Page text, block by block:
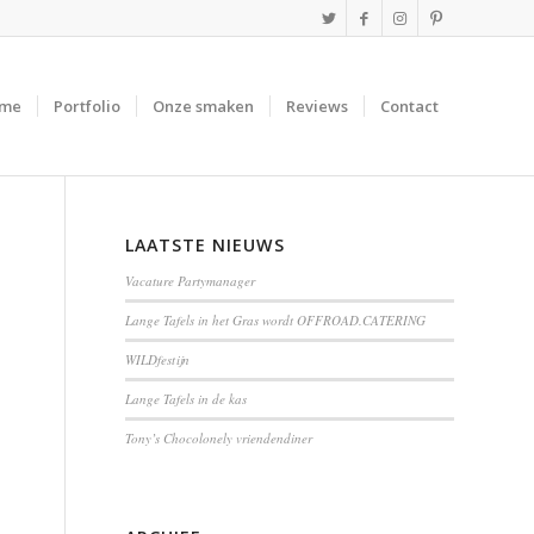
Portfolio Onze smaken Reviews Contact
LAATSTE NIEUWS
Vacature Partymanager
Lange Tafels in het Gras wordt OFFROAD.CATERING
WILDfestijn
Lange Tafels in de kas
Tony’s Chocolonely vriendendiner